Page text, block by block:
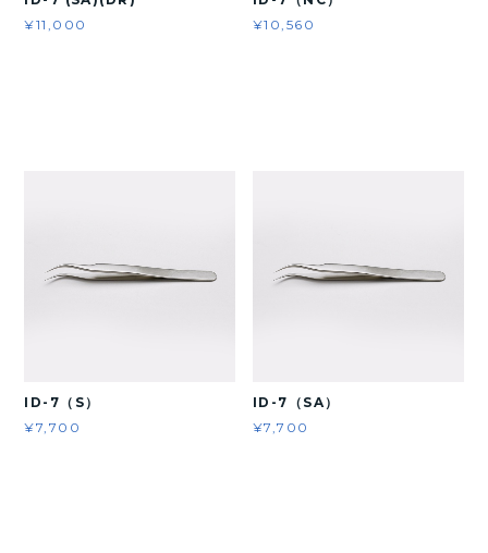
¥11,000
¥10,560
ID-7（S）
¥7,700
ID-7（SA）
¥7,700